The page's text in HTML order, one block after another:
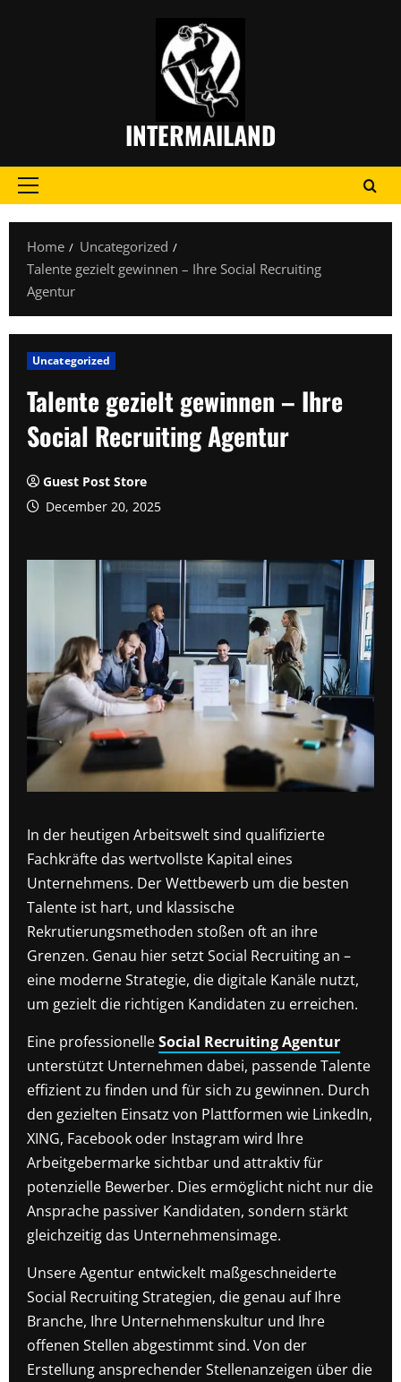
INTERMAILAND
Primary
Home
Uncategorized
Talente gezielt gewinnen – Ihre Social Recruiting
Agentur
Uncategorized
Talente gezielt gewinnen – Ihre
Social Recruiting Agentur
Guest Post Store
December 20, 2025
In der heutigen Arbeitswelt sind qualifizierte
Fachkräfte das wertvollste Kapital eines
Unternehmens. Der Wettbewerb um die besten
Talente ist hart, und klassische
Rekrutierungsmethoden stoßen oft an ihre
Grenzen. Genau hier setzt Social Recruiting an –
eine moderne Strategie, die digitale Kanäle nutzt,
um gezielt die richtigen Kandidaten zu erreichen.
Eine professionelleSocial Recruiting Agentur
unterstützt Unternehmen dabei, passende Talente
effizient zu finden und für sich zu gewinnen. Durch
den gezielten Einsatz von Plattformen wie LinkedIn,
XING, Facebook oder Instagram wird Ihre
Arbeitgebermarke sichtbar und attraktiv für
potenzielle Bewerber. Dies ermöglicht nicht nur die
Ansprache passiver Kandidaten, sondern stärkt
gleichzeitig das Unternehmensimage.
Unsere Agentur entwickelt maßgeschneiderte
Social Recruiting Strategien, die genau auf Ihre
Branche, Ihre Unternehmenskultur und Ihre
offenen Stellen abgestimmt sind. Von der
Erstellung ansprechender Stellenanzeigen über die